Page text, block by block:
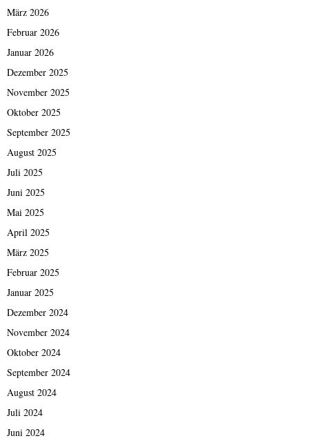
März 2026
Februar 2026
Januar 2026
Dezember 2025
November 2025
Oktober 2025
September 2025
August 2025
Juli 2025
Juni 2025
Mai 2025
April 2025
März 2025
Februar 2025
Januar 2025
Dezember 2024
November 2024
Oktober 2024
September 2024
August 2024
Juli 2024
Juni 2024